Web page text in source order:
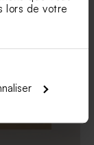
lors de votre